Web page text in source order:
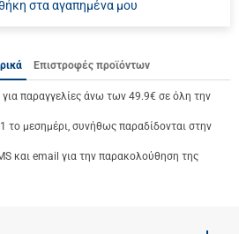
στα αγαπημένα μου
Επιστροφές προϊόντων
παραγγελίες άνω των 49.9€ σε όλη την
το μεσημέρι, συνήθως παραδίδονται στην
και email για την παρακολούθηση της